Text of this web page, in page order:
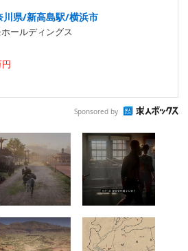
県/新高島駅/横浜市
ールディングス
Sponsored by